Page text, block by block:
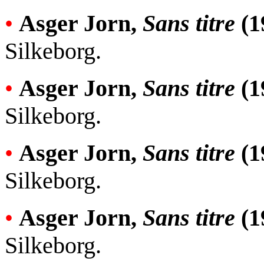
• Asger Jorn, Sans titre
Silkeborg.
• Asger Jorn, Sans titre
Silkeborg.
• Asger Jorn, Sans titre
Silkeborg.
• Asger Jorn, Sans titre
Silkeborg.